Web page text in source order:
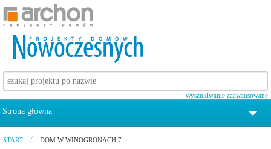
Wyszukiwanie zaawansowane
Strona główna
tel. 12 372 19 00
START DOM W WINOGRONACH 7